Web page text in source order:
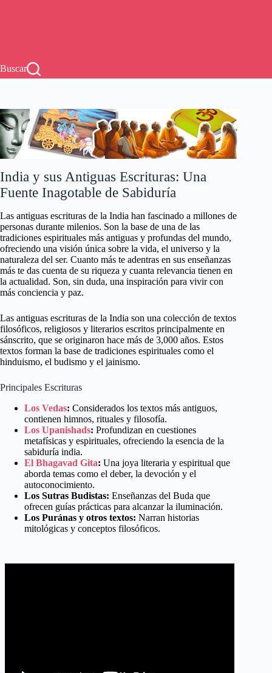
Buscar
India y sus Antiguas Escrituras: Una
Fuente Inagotable de Sabiduría
Las antiguas escrituras de la India han fascinado a millones de
personas durante milenios. Son la base de una de las
tradiciones espirituales más antiguas y profundas del mundo,
ofreciendo una visión única sobre la vida, el universo y la
naturaleza del ser. Cuanto más te adentras en sus enseñanzas
más te das cuenta de su riqueza y cuanta relevancia tienen en
la actualidad. Son, sin duda, una inspiración para vivir con
más conciencia y paz.
Las antiguas escrituras de la India son una colección de textos
filosóficos, religiosos y literarios escritos principalmente en
sánscrito, que se originaron hace más de 3,000 años. Estos
textos forman la base de tradiciones espirituales como el
hinduismo, el budismo y el jainismo.
Principales Escrituras
Los Vedas: Considerados los textos más antiguos,
contienen himnos, rituales y filosofía.
Los Upanishads: Profundizan en cuestiones
metafísicas y espirituales, ofreciendo la esencia de la
sabiduría india.
El Bhagavad Gita: Una joya literaria y espiritual que
aborda temas como el deber, la devoción y el
autoconocimiento.
Los Sutras Budistas: Enseñanzas del Buda que
ofrecen guías prácticas para alcanzar la iluminación.
Los Puránas y otros textos: Narran historias
mitológicas y conceptos filosóficos.